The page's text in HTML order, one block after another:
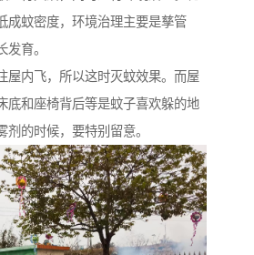
成蚊密度，环境治理主要是孳管
育。
屋内飞，所以这时灭蚊效果。而屋
底和座椅背后等是蚊子喜欢躲的地
剂的时候，要特别留意。